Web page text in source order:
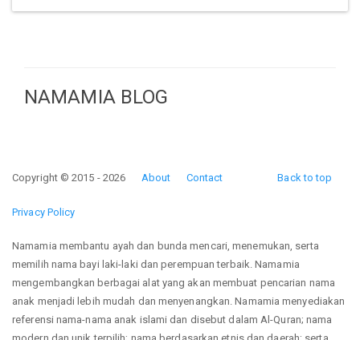
NAMAMIA BLOG
Back to top
Copyright © 2015 - 2026 About Contact
Privacy Policy
Namamia membantu ayah dan bunda mencari, menemukan, serta
memilih nama bayi laki-laki dan perempuan terbaik. Namamia
mengembangkan berbagai alat yang akan membuat pencarian nama
anak menjadi lebih mudah dan menyenangkan. Namamia menyediakan
referensi nama-nama anak islami dan disebut dalam Al-Quran; nama